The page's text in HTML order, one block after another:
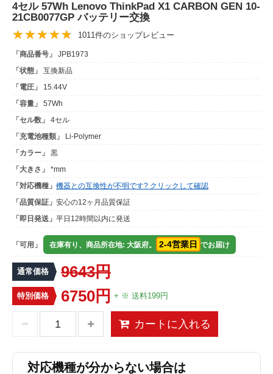
4セル 57Wh Lenovo ThinkPad X1 CARBON GEN 10-
21CB0077GP バッテリー交換
1011件のショップレビュー
「商品番号」
JPB1973
「状態」
互換新品
「電圧」
15.44V
「容量」
57Wh
「セル数」
4セル
「充電池種類」
Li-Polymer
「カラー」
黒
「大きさ」
*mm
「対応機種」 機器との互換性が不明です? クリックして確認
「品質保証」 安心の12ヶ月品質保証
「即日発送」 平日12時間以内に発送
「可用」 在庫有り、商品所在地: 大阪府。 2-4営業日 でお届け
通常価格 9643円
特別価格 6750円 + ※ 送料199円
カートに入れる
対応機種が分からない場合は